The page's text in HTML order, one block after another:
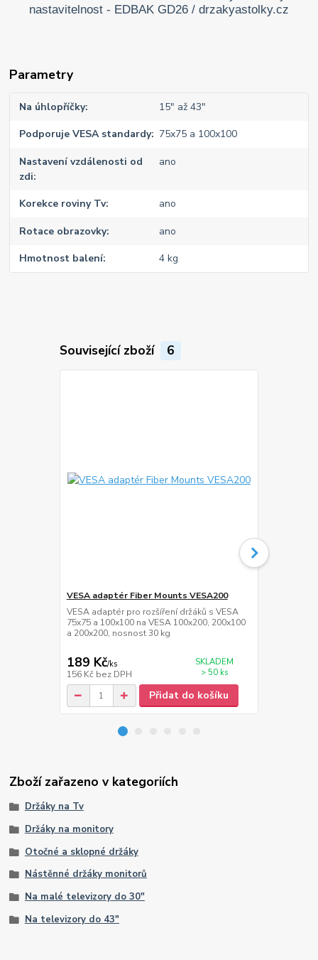
Parametry
Na úhlopříčky 15" až 43"
Podporuje VESA standardy 75x75 a 100x100
Nastavení vzdálenosti od
zdi
ano
Korekce roviny Tv ano
Rotace obrazovky ano
Hmotnost balení 4 kg
Související zboží 6
VESA adaptér Fiber Mounts VESA200
VESA adaptér pro rozšíření držáků s VESA
75x75 a 100x100 na VESA 100x200, 200x100
a 200x200, nosnost 30 kg
189 Kč/ks
156 Kč bez DPH
SKLADEM
> 50 ks
Přidat do košíku
Zboží zařazeno v kategoriích
Držáky na Tv
Držáky na monitory
Otočné a sklopné držáky
Nástěnné držáky monitorů
Na malé televizory do 30"
Na televizory do 43"